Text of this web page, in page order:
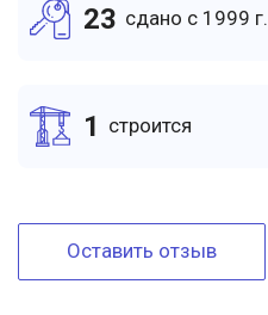
23 cдано c 1999 г.
1 cтроится
Оставить отзыв